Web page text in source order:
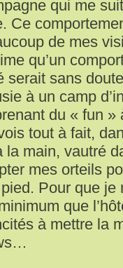
qui me
Ce
de mes
qu’un
serait sans
à un camp
du « fun »
tout à fait,
la main, vautré
mes orteils
Pour que je
que
à mettre la